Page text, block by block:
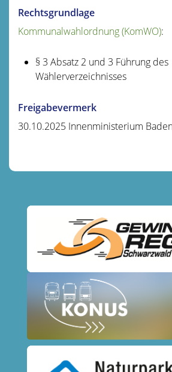
Rechtsgrundlage
Kommunalwahlordnung (KomWO):
§ 3 Absatz 2 und 3 Führung des
Wählerverzeichnisses
Freigabevermerk
30.10.2025 Innenministerium